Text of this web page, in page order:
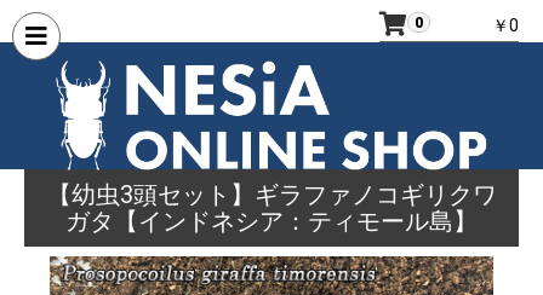
0 ￥0
【幼虫3頭セット】ギラファノコギリクワ
ガタ【インドネシア：ティモール島】